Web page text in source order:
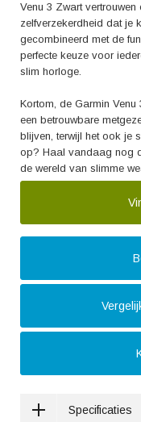
Venu 3 Zwart
zelfverzekerdheid dat je
gecombineerd met de
perfecte keuze voor
slim horloge.
Kortom, de Garmin
een betrouwbare
blijven, terwijl het ook je
op? Haal vandaag nog
de wereld van slimme
Specificaties